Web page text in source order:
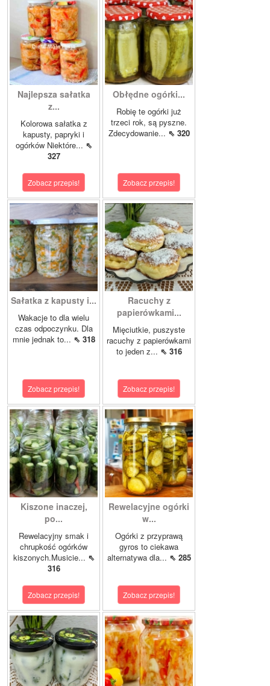
Najlepsza sałatka
z...
Kolorowa sałatka z
kapusty, papryki i
ogórków Niektóre... ⇖
327
Zobacz przepis!
Obłędne ogórki...
Robię te ogórki już
trzeci rok, są pyszne.
Zdecydowanie... ⇖ 320
Zobacz przepis!
Sałatka z kapusty i...
Wakacje to dla wielu
czas odpoczynku. Dla
mnie jednak to... ⇖ 318
Zobacz przepis!
Racuchy z
papierówkami...
Mięciutkie, puszyste
racuchy z papierówkami
to jeden z... ⇖ 316
Zobacz przepis!
Kiszone inaczej,
po...
Rewelacyjny smak i
chrupkość ogórków
kiszonych.Musicie... ⇖
316
Zobacz przepis!
Rewelacyjne ogórki
w...
Ogórki z przyprawą
gyros to ciekawa
alternatywa dla... ⇖ 285
Zobacz przepis!